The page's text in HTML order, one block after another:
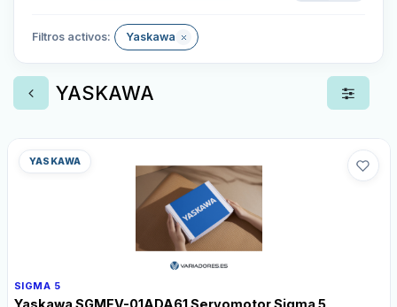
Filtros activos: Yaskawa
YASKAWA
YASKAWA
SIGMA 5
Yaskawa SGMEV-01ADA61 Servomotor Sigma 5